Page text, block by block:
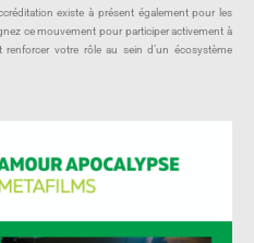
existe à présent également pour les
ce mouvement pour participer activement à
votre rôle au sein d’un écosystème